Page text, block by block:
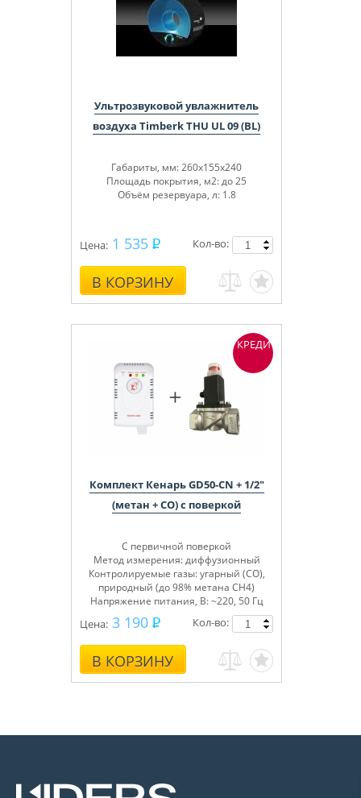
Ультрозвуковой увлажнитель
воздуха Timberk THU UL 09 (BL)
Габариты, мм: 260x155x240
Площадь покрытия, м2: до 25
Объём резервуара, л: 1.8
Цена: 1 535
В КОРЗИНУ
Кол-во:
Комплект Кенарь GD50-CN + 1/2"
(метан + СО) с поверкой
С первичной поверкой
Метод измерения: диффузионный
Контролируемые газы: угарный (СО),
природный (до 98% метана СН4)
Напряжение питания, В: ~220, 50 Гц
Цена: 3 190
В КОРЗИНУ
Кол-во:
КРЕДИТ